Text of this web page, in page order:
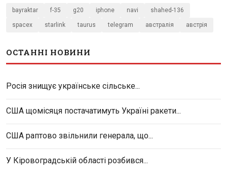
bayraktar f-35 g20 iphone navi shahed-136
spacex starlink taurus telegram австралія австрія
ОСТАННІ НОВИНИ
Росія знищує українське сільське...
США щомісяця постачатимуть Україні ракети...
США раптово звільнили генерала, що...
У Кіровоградській області розбився...